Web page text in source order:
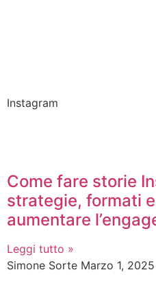
Instagram
Come fare storie
strategie, formati
aumentare
Leggi tutto »
Simone Sorte Marzo 1, 2025